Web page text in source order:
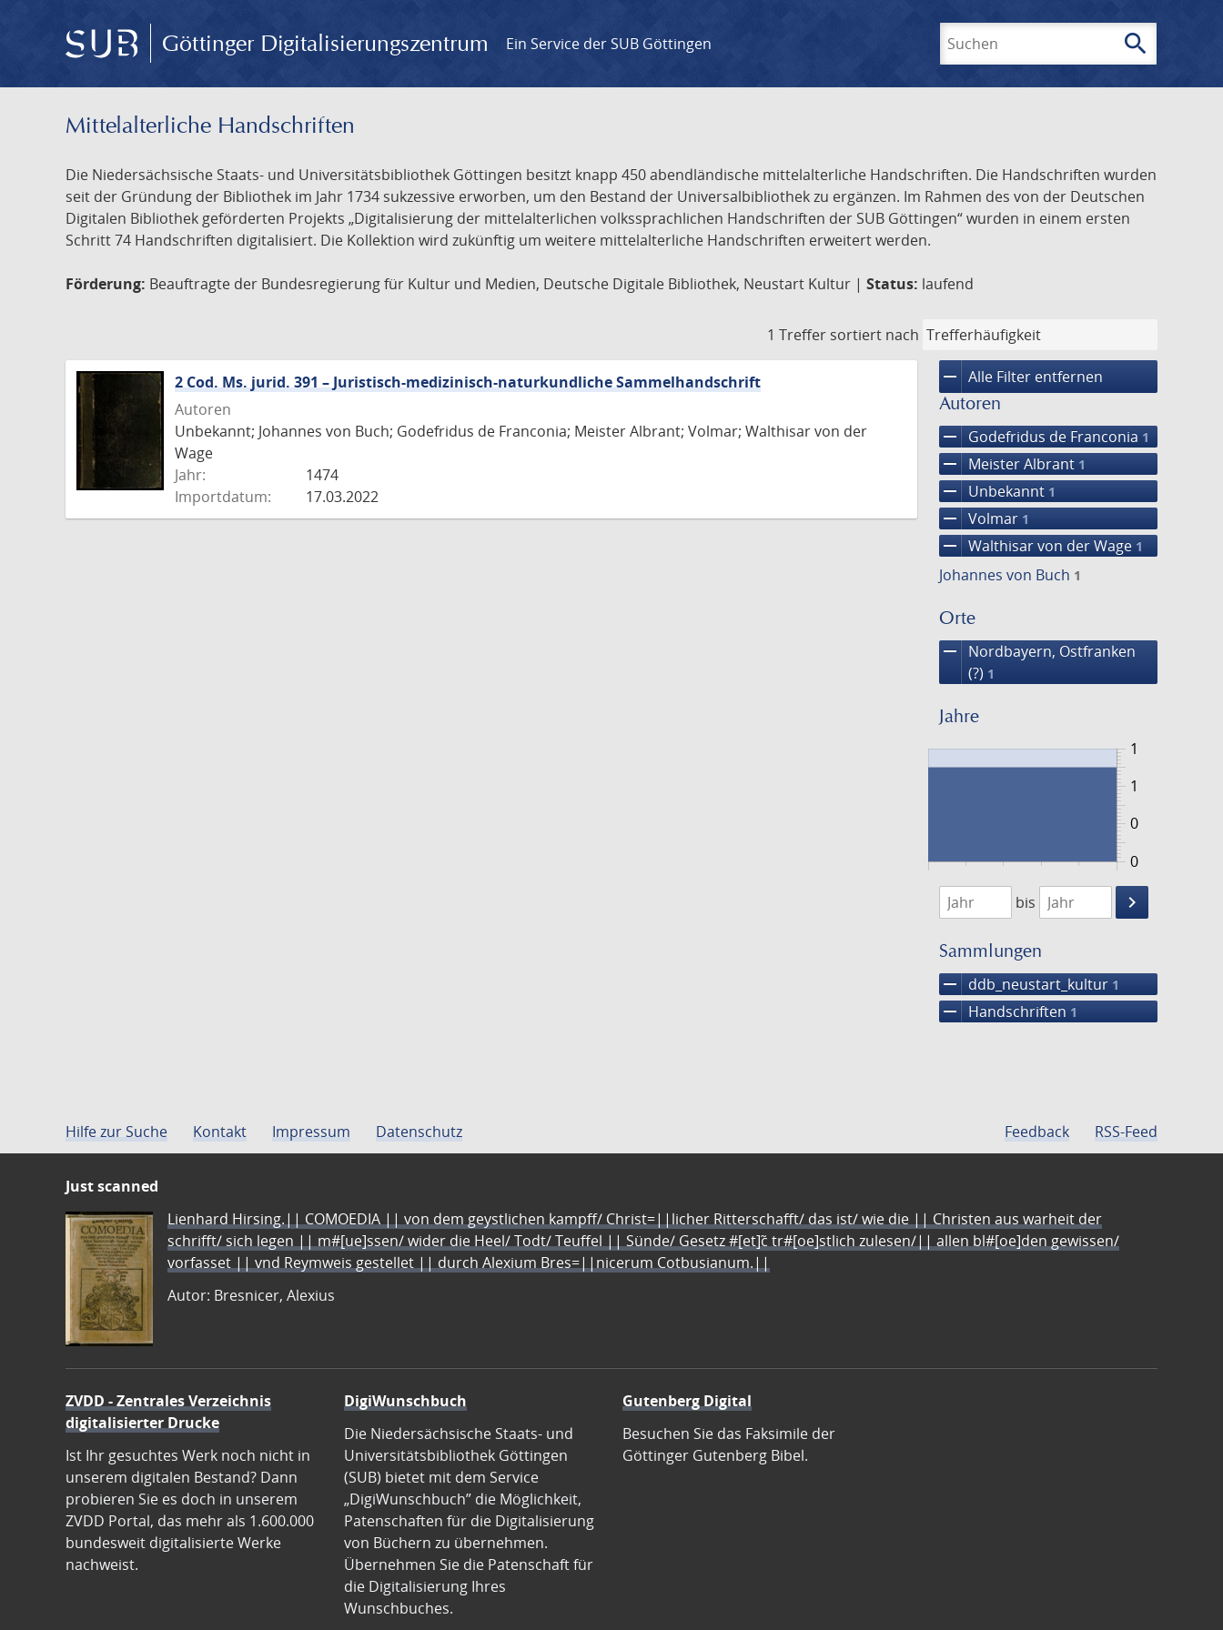
Göttinger Digitalisierungszentrum Ein Service der SUB Göttingen search
Mittelalterliche Handschriften
Die Niedersächsische Staats- und Universitätsbibliothek Göttingen besitzt knapp 450 abendländische mittelalterliche Handschriften. Die Handschriften wurden
seit der Gründung der Bibliothek im Jahr 1734 sukzessive erworben, um den Bestand der Universalbibliothek zu ergänzen. Im Rahmen des von der Deutschen
Digitalen Bibliothek geförderten Projekts „Digitalisierung der mittelalterlichen volkssprachlichen Handschriften der SUB Göttingen“ wurden in einem ersten
Schritt 74 Handschriften digitalisiert. Die Kollektion wird zukünftig um weitere mittelalterliche Handschriften erweitert werden.
Förderung: Beauftragte der Bundesregierung für Kultur und Medien, Deutsche Digitale Bibliothek, Neustart Kultur | Status: laufend
1 Treffer sortiert nach
remove Alle Filter entfernen
Autoren
remove Godefridus de Franconia 1
remove Meister Albrant 1
remove Unbekannt 1
remove Volmar 1
remove Walthisar von der Wage 1
Johannes von Buch 1
Orte
remove
Nordbayern, Ostfranken
(?) 1
Jahre
0
1
0
1
1474
1475
bis
keyboard_arrow_right
Suche
Sammlungen
remove ddb_neustart_kultur 1
remove Handschriften 1
2 Cod. Ms. jurid. 391 – Juristisch-medizinisch-naturkundliche Sammelhandschrift
Autoren
Unbekannt; Johannes von Buch; Godefridus de Franconia; Meister Albrant; Volmar; Walthisar von der
Wage
Jahr:
1474
Importdatum:
17.03.2022
Hilfe zur Suche Kontakt Impressum Datenschutz Feedback RSS-Feed
Just scanned
Lienhard Hirsing.|| COMOEDIA || von dem geystlichen kampff/ Christ=||licher Ritterschafft/ das ist/ wie die || Christen aus warheit der
schrifft/ sich legen || m#[ue]ssen/ wider die Heel/ Todt/ Teuffel || Sünde/ Gesetz #[et]c̃ tr#[oe]stlich zulesen/|| allen bl#[oe]den gewissen/
vorfasset || vnd Reymweis gestellet || durch Alexium Bres=||nicerum Cotbusianum.||
Autor: Bresnicer, Alexius
ZVDD - Zentrales Verzeichnis
digitalisierter Drucke
Ist Ihr gesuchtes Werk noch nicht in
unserem digitalen Bestand? Dann
probieren Sie es doch in unserem
ZVDD Portal, das mehr als 1.600.000
bundesweit digitalisierte Werke
nachweist.
DigiWunschbuch
Die Niedersächsische Staats- und
Universitätsbibliothek Göttingen
(SUB) bietet mit dem Service
„DigiWunschbuch” die Möglichkeit,
Patenschaften für die Digitalisierung
von Büchern zu übernehmen.
Übernehmen Sie die Patenschaft für
die Digitalisierung Ihres
Wunschbuches.
Gutenberg Digital
Besuchen Sie das Faksimile der
Göttinger Gutenberg Bibel.